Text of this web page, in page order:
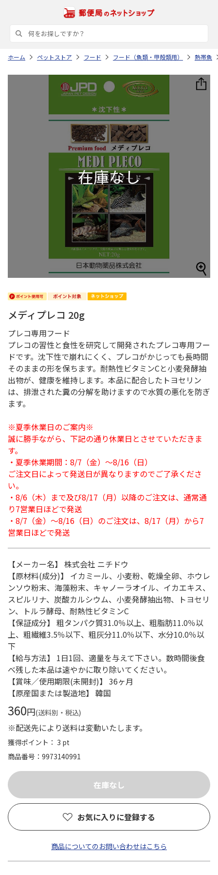
ホーム ペットストア フード フード（魚類・甲殻類用） 熱帯魚
メディプレコ 20g
プレコ専用フード
プレコの習性と食性を研究して開発されたプレコ専用フー
ドです。沈下性で崩れにくく、プレコがかじっても長時間
そのままの形を保ちます。耐熱性ビタミンCと小麦発酵抽
出物が、健康を維持します。本品に配合したトヨセリン
は、排泄された糞の分解を助けますので水質の悪化を防ぎ
ます。
※夏季休業日のご案内※
誠に勝手ながら、下記の通り休業日とさせていただきま
す。
・夏季休業期間：8/7（金）～8/16（日）
ご注文日によって発送日が異なりますのでご了承くださ
い。
・8/6（木）まで及び8/17（月）以降のご注文は、通常通
り7営業日ほどで発送
・8/7（金）～8/16（日）のご注文は、8/17（月）から7
営業日ほどで発送
【メーカー名】 株式会社 ニチドウ
【原材料(成分)】 イカミール、小麦粉、乾燥全卵、ホウレ
ンソウ粉末、海藻粉末、キャノーラオイル、イカエキス、
スピルリナ、炭酸カルシウム、小麦発酵抽出物、トヨセリ
ン、トルラ酵母、耐熱性ビタミンC
【保証成分】 粗タンパク質31.0％以上、粗脂肪11.0％以
上、粗繊維3.5％以下、粗灰分11.0％以下、水分10.0％以
下
【給与方法】 1日1回、適量を与えて下さい。数時間後食
べ残した本品は速やかに取り除いてください。
【賞味／使用期限(未開封)】 36ヶ月
【原産国または製造地】 韓国
360円(送料別・税込)
※配送先により送料は変動いたします。
獲得ポイント： 3 pt
商品番号
9973140991
お気に入りに登録する
商品についてのお問い合わせはこちら